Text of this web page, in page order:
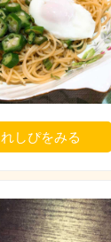
れしぴをみる